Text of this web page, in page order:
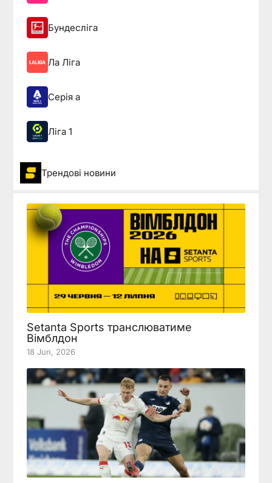
Бундесліга
Ла Ліга
Серія а
Ліга 1
Трендові новини
Setanta Sports транслюватиме
Вімблдон
18 Jun, 2026